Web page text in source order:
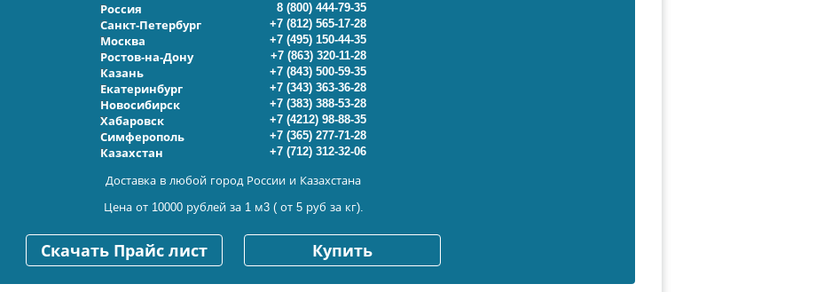
Россия
8 (800) 444-79-35
Санкт-Петербург
+7 (812) 565-17-28
Москва
+7 (495) 150-44-35
Ростов-на-Дону
+7 (863) 320-11-28
Казань
+7 (843) 500-59-35
Екатеринбург
+7 (343) 363-36-28
Новосибирск
+7 (383) 388-53-28
Хабаровск
+7 (4212) 98-88-35
Симферополь
+7 (365) 277-71-28
Казахстан
+7 (712) 312-32-06
Доставка в любой город России и Казахстана
Цена от 10000 рублей за 1 м3 ( от 5 руб за кг).
Скачать Прайс лист Купить